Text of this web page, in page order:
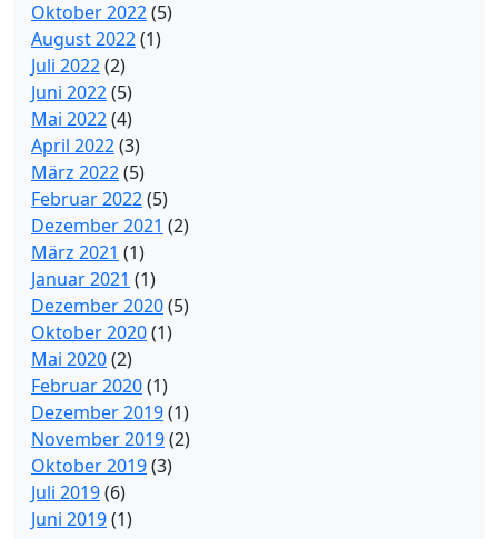
Oktober 2022(5)
August 2022(1)
Juli 2022(2)
Juni 2022(5)
Mai 2022(4)
April 2022(3)
März 2022(5)
Februar 2022(5)
Dezember 2021 (2)
März 2021 (1)
Januar 2021 (1)
Dezember 2020(5)
Oktober 2020(1)
Mai 2020(2)
Februar 2020(1)
Dezember 2019(1)
November 2019(2)
Oktober 2019(3)
Juli 2019(6)
Juni 2019(1)